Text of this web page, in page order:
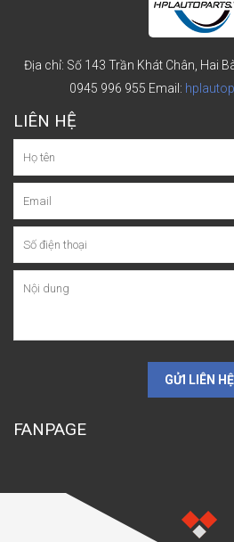
Địa chỉ: Số 143 Trần Khát Chân, Hai
0945 996 955 Email:
LIÊN HỆ
GỬI LIÊN HỆ
FANPAGE